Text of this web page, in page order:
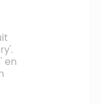
en